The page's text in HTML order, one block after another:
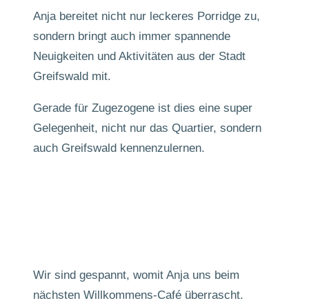
Anja bereitet nicht nur leckeres Porridge zu,
sondern bringt auch immer spannende
Neuigkeiten und Aktivitäten aus der Stadt
Greifswald mit.
Gerade für Zugezogene ist dies eine super
Gelegenheit, nicht nur das Quartier, sondern
auch Greifswald kennenzulernen.
Wir sind gespannt, womit Anja uns beim
nächsten Willkommens-Café überrascht.